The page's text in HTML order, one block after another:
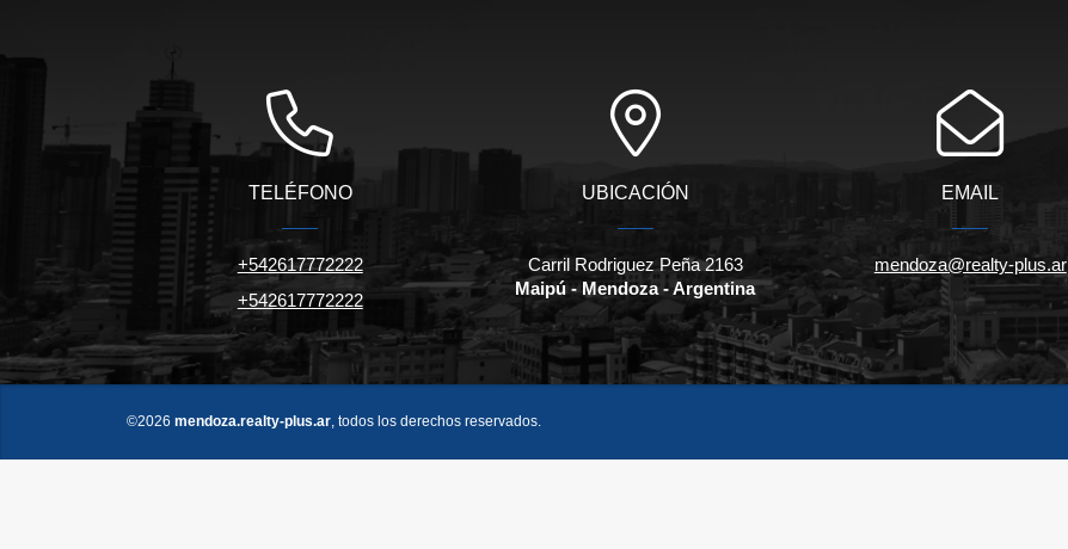
TELÉFONO
+542617772222
+542617772222
UBICACIÓN
Carril Rodriguez Peña 2163
Maipú - Mendoza - Argentina
EMAIL
mendoza@realty-plus.ar
©2026 mendoza.realty-plus.ar , todos los derechos reservados.